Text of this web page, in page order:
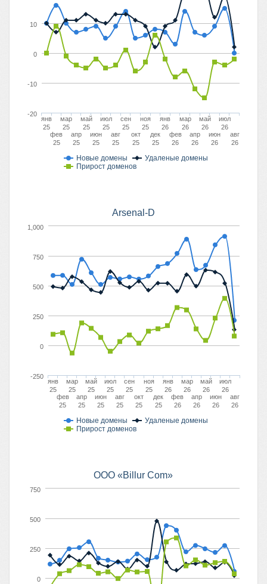
Новые домены
Удаленые домены
Прирост доменов
янв
25
фев
25
мар
25
апр
25
май
25
июн
25
июл
25
авг
25
сен
25
окт
25
ноя
25
дек
25
янв
26
фев
26
мар
26
апр
26
май
26
июн
26
июл
26
авг
26
-20
-10
0
10
Arsenal-D
Новые домены
Удаленые домены
Прирост доменов
янв
25
фев
25
мар
25
апр
25
май
25
июн
25
июл
25
авг
25
сен
25
окт
25
ноя
25
дек
25
янв
26
фев
26
мар
26
апр
26
май
26
июн
26
июл
26
авг
26
0
1,000
-250
250
500
750
ООО «Billur Com»
0
250
500
750